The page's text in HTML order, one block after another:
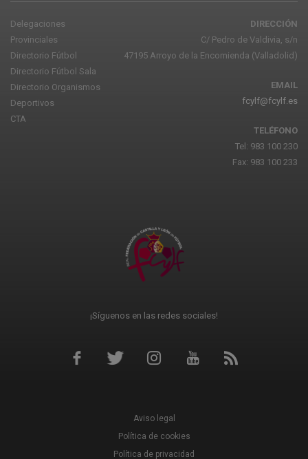
Delegaciones
Provinciales
Directorio Fútbol
Directorio Fútbol Sala
Directorio Organismos
Deportivos
CTA
DIRECCIÓN
C/ Pedro de Valdivia, s/n
47195 Arroyo de la Encomienda (Valladolid)
EMAIL
fcylf@fcylf.es
TELÉFONO
Tel: 983 100 230
Fax: 983 100 233
¡Síguenos en las redes sociales!
Aviso legal
Política de cookies
Política de privacidad